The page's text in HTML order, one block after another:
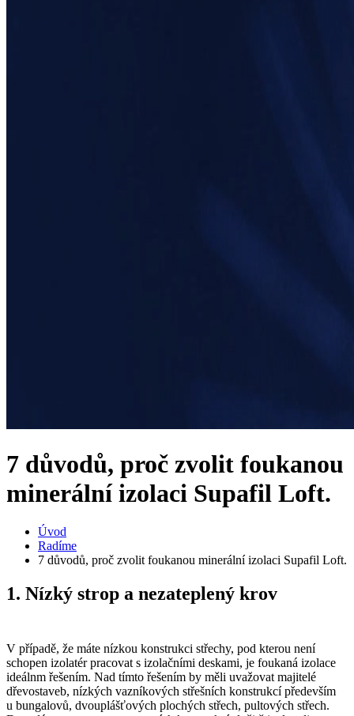
7 důvodů, proč zvolit foukanou
minerální izolaci Supafil Loft.
Úvod
Radíme
7 důvodů, proč zvolit foukanou minerální izolaci Supafil Loft.
1. Nízký strop a nezateplený krov
V případě, že máte nízkou konstrukci střechy, pod kterou není
schopen izolatér pracovat s izolačními deskami, je foukaná izolace
ideálnm řešením. Nad tímto řešením by měli uvažovat majitelé
dřevostaveb, nízkých vazníkových střešních konstrukcí především
u bungalovů, dvouplášťových plochých střech, pultových střech.